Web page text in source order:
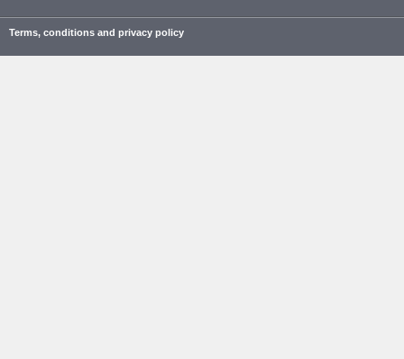
Terms, conditions and privacy policy